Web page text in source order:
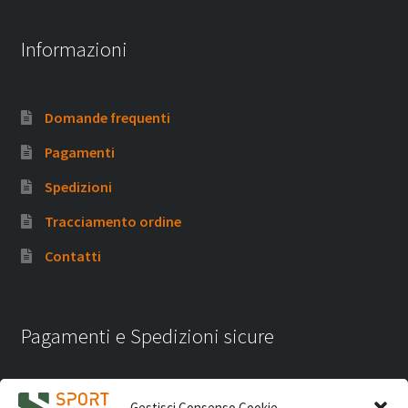
Informazioni
Domande frequenti
Pagamenti
Spedizioni
Tracciamento ordine
Contatti
Pagamenti e Spedizioni sicure